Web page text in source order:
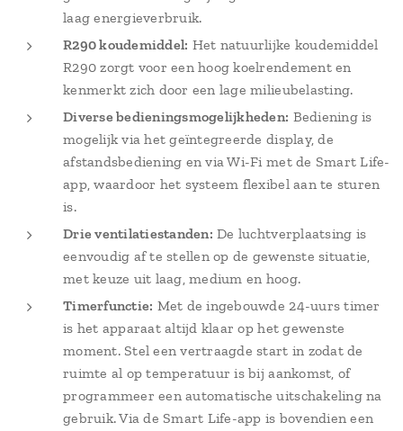
laag energieverbruik.
R290 koudemiddel: Het natuurlijke koudemiddel
R290 zorgt voor een hoog koelrendement en
kenmerkt zich door een lage milieubelasting.
Diverse bedieningsmogelijkheden: Bediening is
mogelijk via het geïntegreerde display, de
afstandsbediening en via Wi-Fi met de Smart Life-
app, waardoor het systeem flexibel aan te sturen
is.
Drie ventilatiestanden: De luchtverplaatsing is
eenvoudig af te stellen op de gewenste situatie,
met keuze uit laag, medium en hoog.
Timerfunctie: Met de ingebouwde 24-uurs timer
is het apparaat altijd klaar op het gewenste
moment. Stel een vertraagde start in zodat de
ruimte al op temperatuur is bij aankomst, of
programmeer een automatische uitschakeling na
gebruik. Via de Smart Life-app is bovendien een